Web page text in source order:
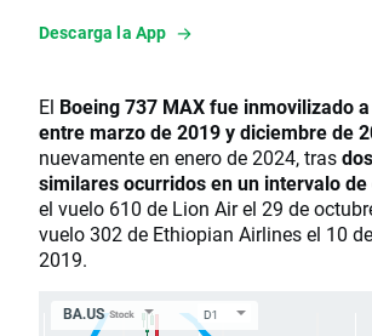
Descarga la App
El Boeing 737 MAX fue inmovilizado
entre marzo de 2019 y diciembre de
nuevamente en enero de 2024, tras
similares ocurridos en un intervalo
el vuelo 610 de Lion Air el 29 de
vuelo 302 de Ethiopian Airlines el 10
2019.